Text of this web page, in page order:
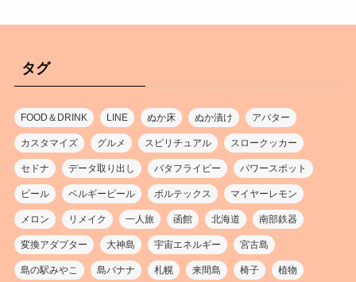
タグ
FOOD＆DRINK LINE ぬか床 ぬか漬け アバター
カスタマイズ グルメ スピリチュアル スロークッカー
セドナ データ取り出し バタフライピー パワースポット
ビール ベルギービール ボルテックス マイヤーレモン
メロン リメイク 一人旅 函館 北海道 南部鉄器
変換アダプター 大神島 宇宙エネルギー 宮古島
島の駅みやこ 島バナナ 札幌 来間島 椅子 植物